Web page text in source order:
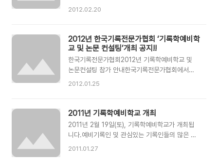
2. 16. (토) 14:00~17:30□ 장 소 :명지대학교
육원 입학예정자 및 2012년 후기 입학자□ 후 원
:명지대학교 기록정보과학전문대학원□ 참가비 사
전 등록일반 등록정회..
든 기록인 여러분께 감사의 인사 드립니다!! 이번
문학기 대상으로 진행을 했습니다. 또한, 정식 지
부는 아니지만, 협회의 부산ㆍ울산ㆍ경남지역의
부울경 지부를 주관으로 하여 부산대학교에서 진
행했습니다. 이번 예비학교 및 논문컨설팅은 여러
심의 행사에서 벗어난 점 - 각 기록학 신입생들의
과의 만남 등 기록학 예비학교는 예비기록인들이
첫 발을 내딛는 배움터라고 할 수 있습니다. 그렇
기에 이와 같은 만남이 신입생들의..
2012.02.20
2012년 한국기록전문가협회 ‘기록학예비학
교 및 논문 컨설팅’개최 공지!!
한국기록전문가협회2012년 기록학예비학교 및
논문컨설팅 참가 안내한국기록전문가협회에서는
기록학 대학원 및 교육원 입학 예정자와 졸업 논문
같은 시간대에 다른 강의실에서 진행됩니다. 먼저
“기록학 예비학교”는 기록학 대학원 및 교육원 입
학 예정자를 대상으로 하는 프로그램으로, 대학원
기본적인 소양과 자세를 함께 고민하는 자리입니
2012.01.25
2011년 기록학예비학교 개최
2011년 2월 19일(토), 기록학예비학교가 개최됩
니다.예비기록인 및 관심있는 기록인들의 많은 참
여를 바랍니다!
2011.01.27